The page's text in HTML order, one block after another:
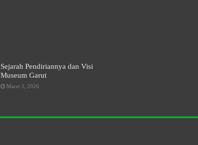
Sejarah Pendiriannya dan Visi
Museum Garut
Maret 3, 2026